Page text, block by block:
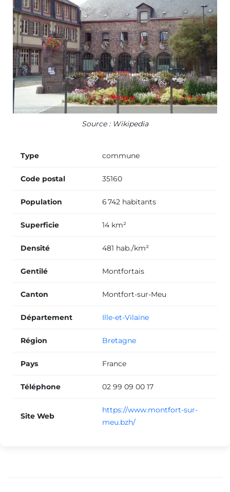
Source : Wikipedia
Type commune
Code postal 35160
Population 6 742 habitants
Superficie 14 km²
Densité 481 hab./km²
Gentilé Montfortais
Canton Montfort-sur-Meu
Département Ille-et-Vilaine
Région Bretagne
Pays France
Téléphone 02 99 09 00 17
Site Web
https://www.montfort-sur-
meu.bzh/